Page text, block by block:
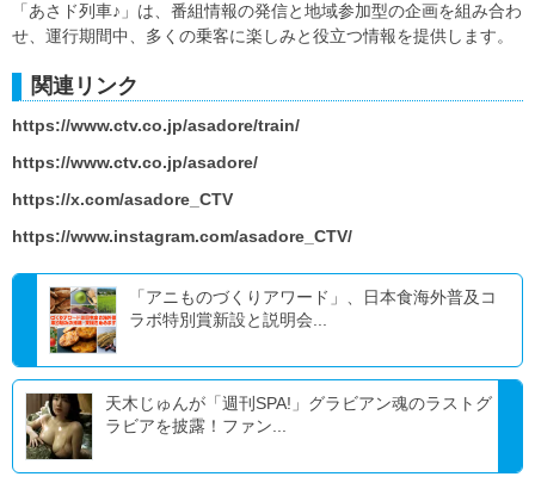
「あさド列車♪」は、番組情報の発信と地域参加型の企画を組み合わ
せ、運行期間中、多くの乗客に楽しみと役立つ情報を提供します。
関連リンク
https://www.ctv.co.jp/asadore/train/
https://www.ctv.co.jp/asadore/
https://x.com/asadore_CTV
https://www.instagram.com/asadore_CTV/
「アニものづくりアワード」、日本食海外普及コ
ラボ特別賞新設と説明会...
天木じゅんが「週刊SPA!」グラビアン魂のラストグ
ラビアを披露！ファン...